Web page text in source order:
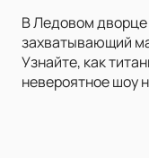
В Ледовом
захватывающий
Узнайте, как
невероятное шоу